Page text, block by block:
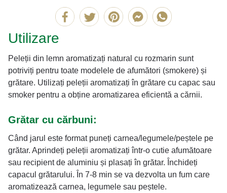
Utilizare
Peleții din lemn aromatizați natural cu rozmarin sunt
potriviți pentru toate modelele de afumători (smokere) și
grătare. Utilizați peleții aromatizați în grătare cu capac sau
smoker pentru a obține aromatizarea eficientă a cărnii.
Grătar cu cărbuni:
Când jarul este format puneți carnea/legumele/peștele pe
grătar. Aprindeți peleții aromatizați într-o cutie afumătoare
sau recipient de aluminiu și plasați în grătar. Închideți
capacul grătarului. În 7-8 min se va dezvolta un fum care
aromatizează carnea, legumele sau peștele.